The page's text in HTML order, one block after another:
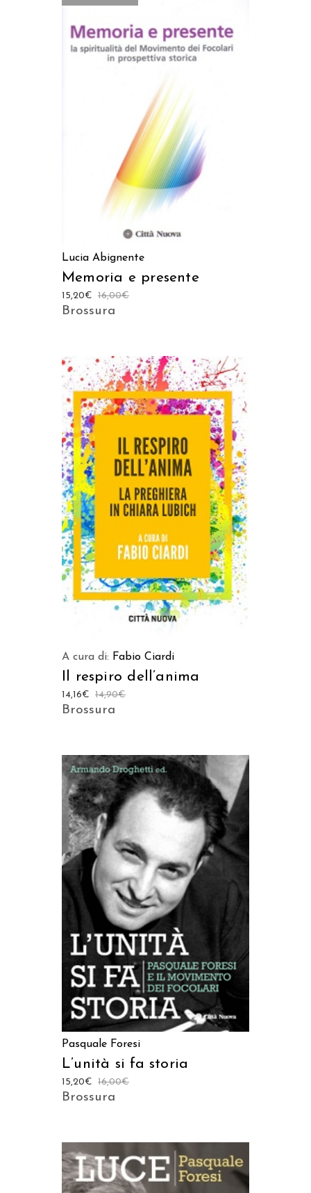
LEGGI TUTTO
Lucia Abignente
Memoria e presente
16,00€
15,20€
Brossura
AGGIUNGI AL CARRELLO
A cura di: Fabio Ciardi
Il respiro dell’anima
14,90€
14,16€
Brossura
AGGIUNGI AL CARRELLO
Pasquale Foresi
L’unità si fa storia
16,00€
15,20€
Brossura